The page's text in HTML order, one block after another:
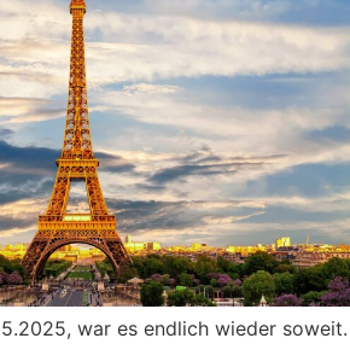
war es endlich wieder soweit.